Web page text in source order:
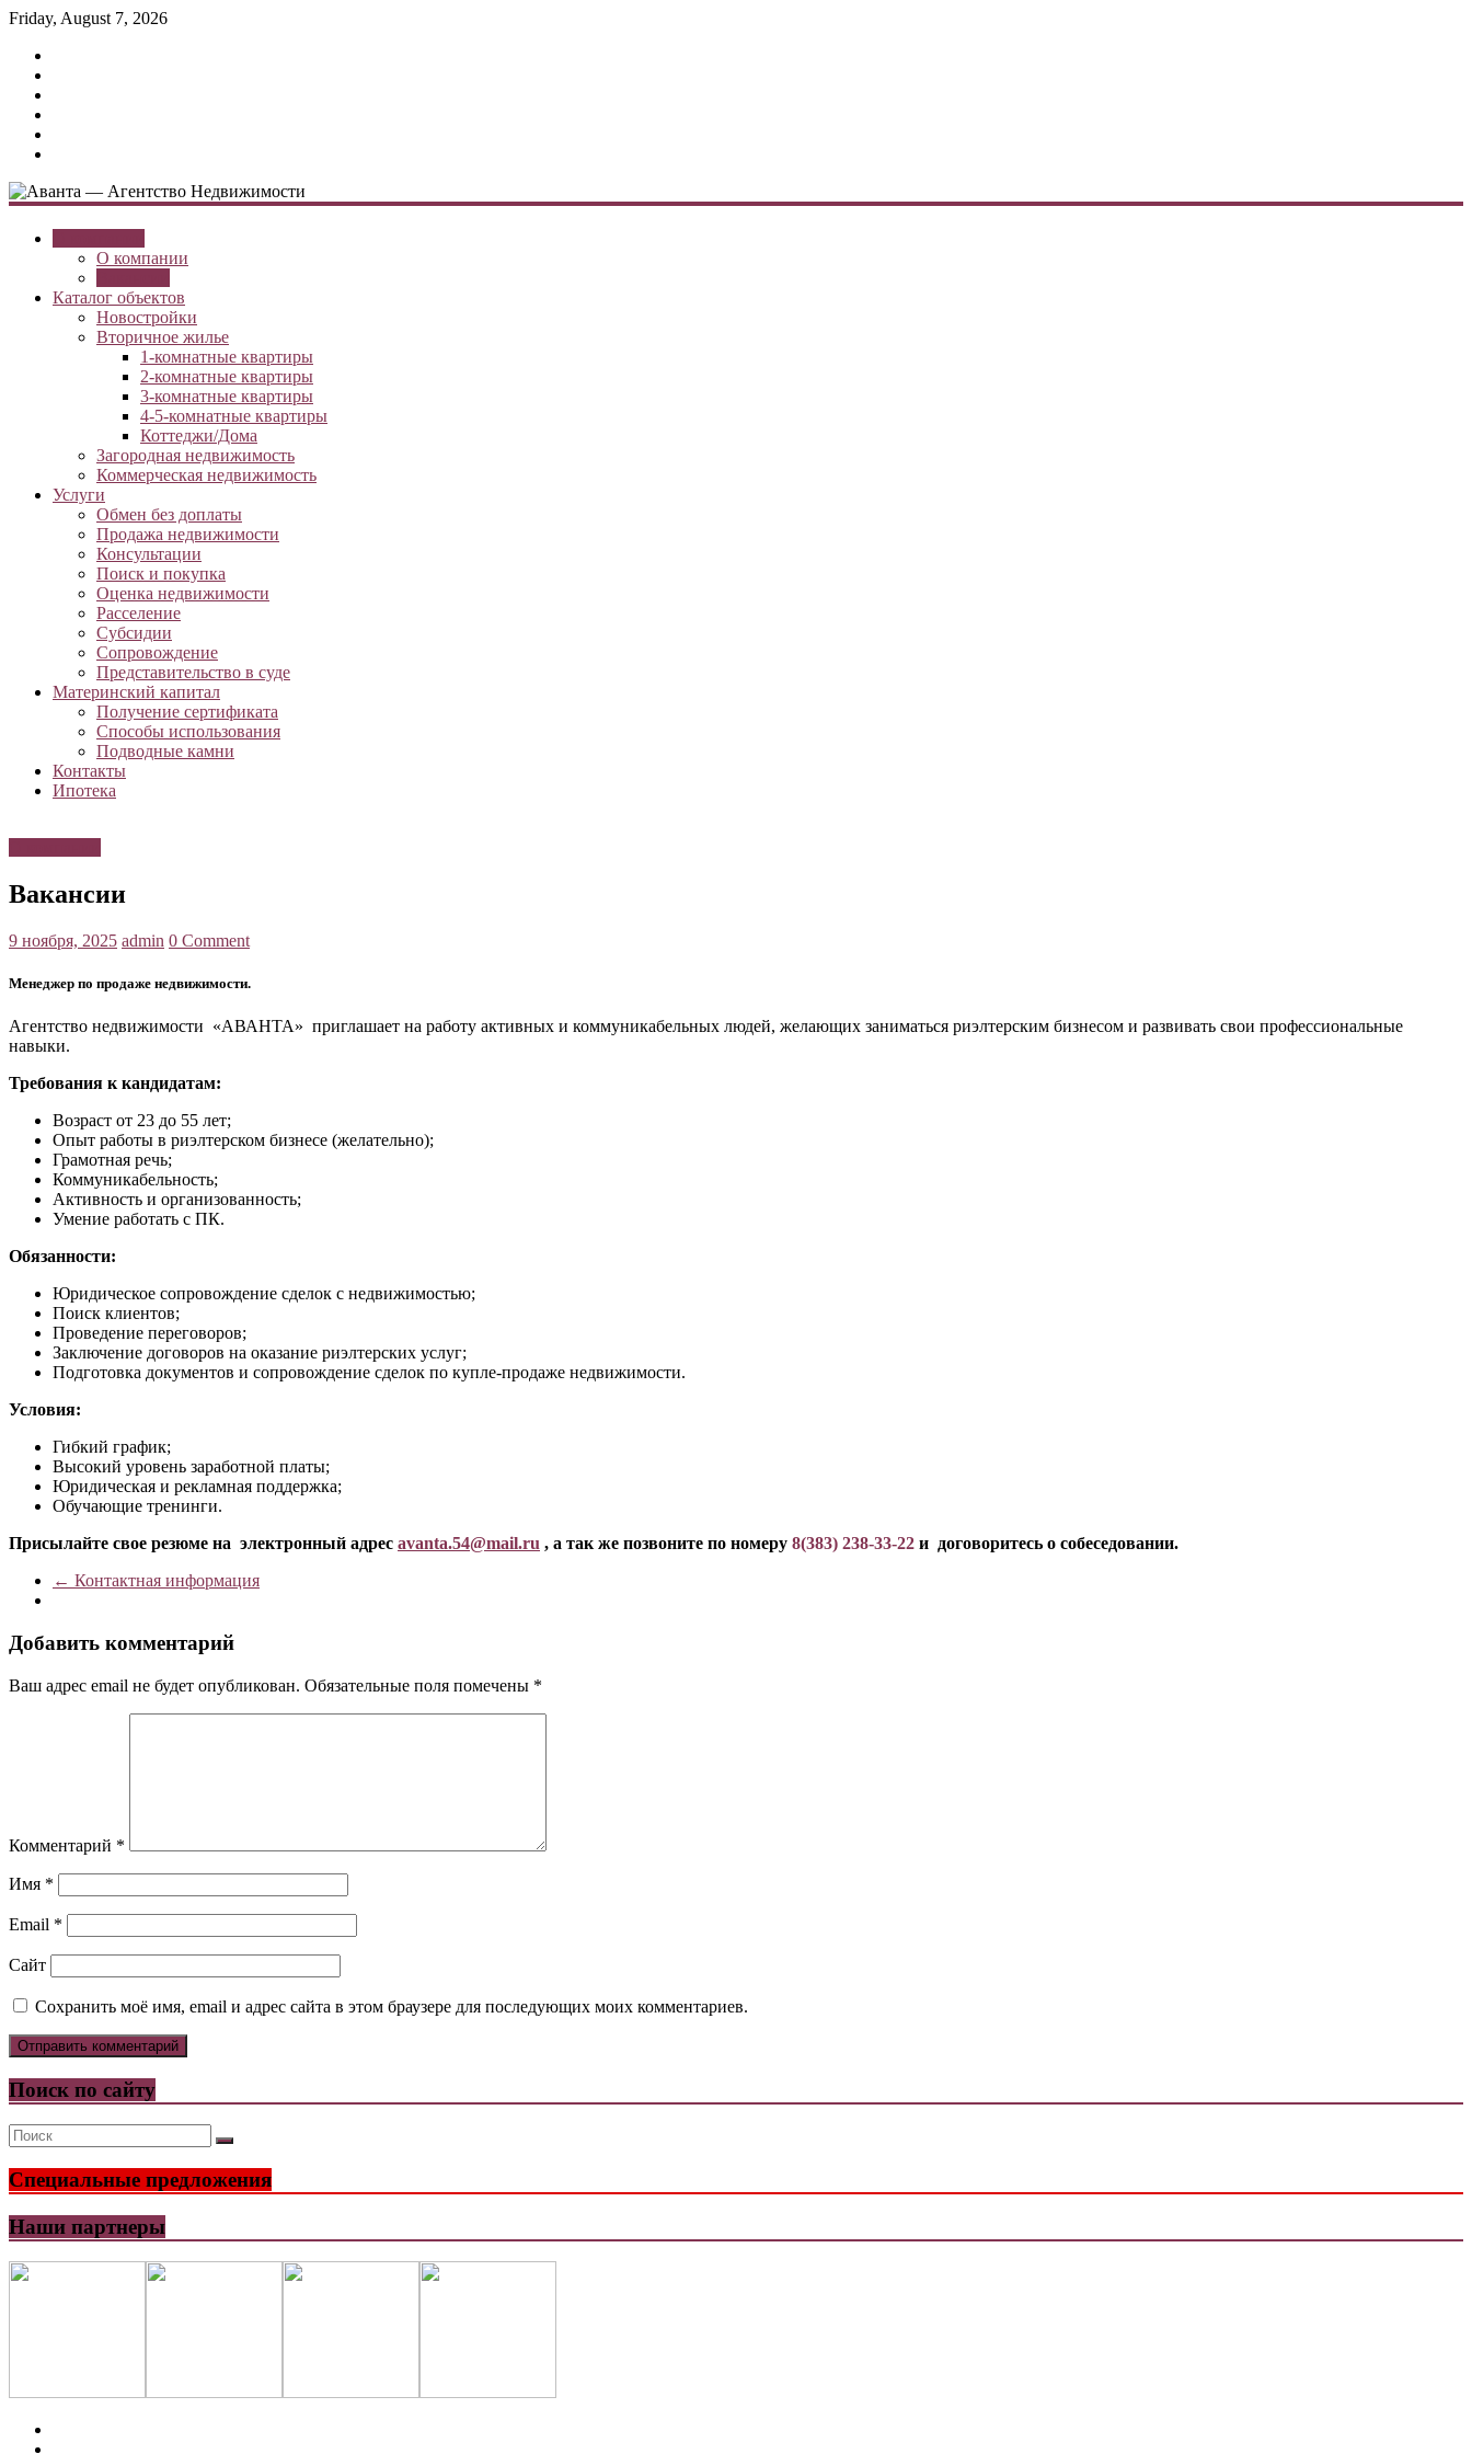
Friday, August 7, 2026
О компании
Каталог объектов
Новостройки
Вторичное жилье
1-комнатные квартиры
2-комнатные квартиры
3-комнатные квартиры
4-5-комнатные квартиры
Коттеджи/Дома
Загородная недвижимость
Коммерческая недвижимость
Услуги
Обмен без доплаты
Продажа недвижимости
Консультации
Поиск и покупка
Оценка недвижимости
Расселение
Субсидии
Сопровождение
Представительство в суде
Материнский капитал
Получение сертификата
Способы использования
Подводные камни
Контакты
Ипотека
Вакансии
9 ноября, 2025 admin 0 Comment
Менеджер по продаже недвижимости.
Агентство недвижимости «АВАНТА» приглашает на работу активных и коммуникабельных людей, желающих заниматься риэлтерским бизнесом и развивать свои профессиональные
навыки.
Требования к кандидатам:
Возраст от 23 до 55 лет;
Опыт работы в риэлтерском бизнесе (желательно);
Грамотная речь;
Коммуникабельность;
Активность и организованность;
Умение работать с ПК.
Обязанности:
Юридическое сопровождение сделок с недвижимостью;
Поиск клиентов;
Проведение переговоров;
Заключение договоров на оказание риэлтерских услуг;
Подготовка документов и сопровождение сделок по купле-продаже недвижимости.
Условия:
Гибкий график;
Высокий уровень заработной платы;
Юридическая и рекламная поддержка;
Обучающие тренинги.
Присылайте свое резюме на электронный адрес avanta.54@mail.ru , а так же позвоните по номеру 8(383) 238-33-22 и договоритесь о собеседовании.
← Контактная информация
Добавить комментарий
Ваш адрес email не будет опубликован. Обязательные поля помечены *
Комментарий *
Имя *
Email *
Сайт
Сохранить моё имя, email и адрес сайта в этом браузере для последующих моих комментариев.
Поиск по сайту
Специальные предложения
Наши партнеры